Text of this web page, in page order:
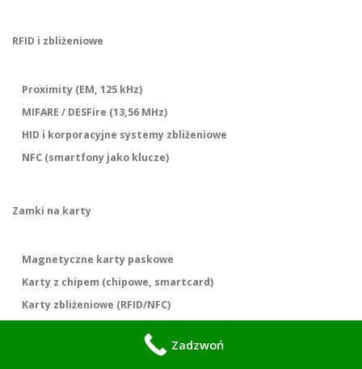
RFID i zbliżeniowe
Proximity (EM, 125 kHz)
MIFARE / DESFire (13,56 MHz)
HID i korporacyjne systemy zbliżeniowe
NFC (smartfony jako klucze)
Zamki na karty
Magnetyczne karty paskowe
Karty z chipem (chipowe, smartcard)
Karty zbliżeniowe (RFID/NFC)
Zadzwoń